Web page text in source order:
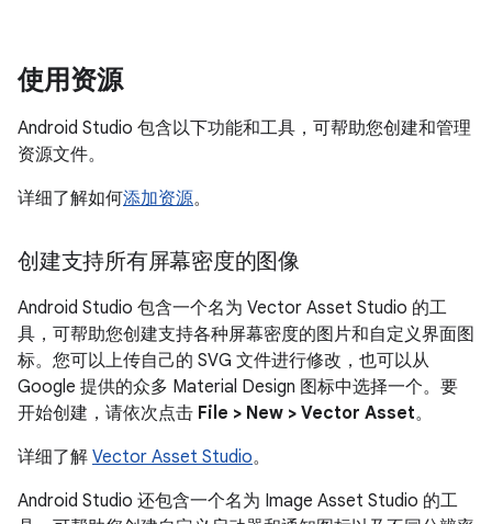
使用资源
Android Studio 包含以下功能和工具，可帮助您创建和管理
资源文件。
详细了解如何添加资源。
创建支持所有屏幕密度的图像
Android Studio 包含一个名为 Vector Asset Studio 的工
具，可帮助您创建支持各种屏幕密度的图片和自定义界面图
标。您可以上传自己的 SVG 文件进行修改，也可以从
Google 提供的众多 Material Design 图标中选择一个。要
开始创建，请依次点击 File > New > Vector Asset。
详细了解 Vector Asset Studio。
Android Studio 还包含一个名为 Image Asset Studio 的工